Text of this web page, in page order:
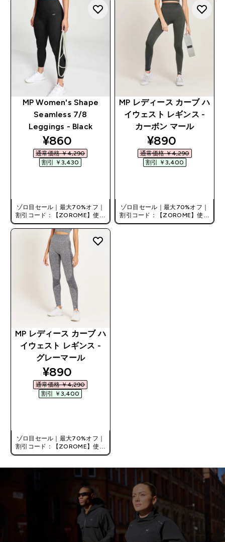
MP Women's Shape
Seamless 7/8
Leggings - Black
discounted price
¥860‎
通常価格 ￥4,290‎
割引 ￥3,430‎
ゾロ目セール｜最大70%オフ｜
割引コード：【ZOROME】使用
で追加10%オフ！
MP レディース カーブ ハ
イウェスト レギンス -
カーボン マール
discounted
¥890‎
通常価格 ￥4,290‎
割引 ￥3,400‎
ゾロ目セール｜最大70%オフ｜
割引コード：【ZOROME】使用
で追加10%オフ！
MP レディース カーブ ハ
イウェスト レギンス -
グレーマール
discounted price
¥890‎
通常価格 ￥4,290‎
割引 ￥3,400‎
ゾロ目セール｜最大70%オフ｜
割引コード：【ZOROME】使用
で追加10%オフ！